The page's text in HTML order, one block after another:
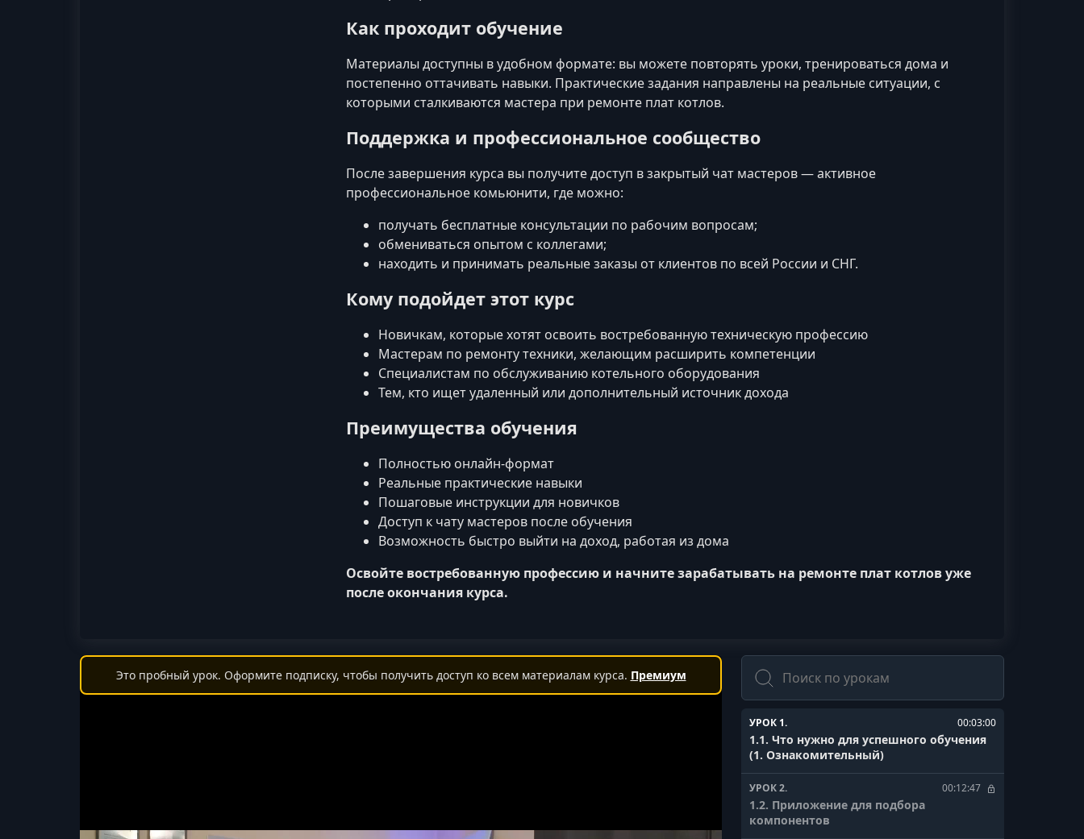
Как проходит обучение
Материалы доступны в удобном формате: вы можете повторять уроки, тренироваться дома и
постепенно оттачивать навыки. Практические задания направлены на реальные ситуации, с
которыми сталкиваются мастера при ремонте плат котлов.
Поддержка и профессиональное сообщество
После завершения курса вы получите доступ в закрытый чат мастеров — активное
профессиональное комьюнити, где можно:
получать бесплатные консультации по рабочим вопросам;
обмениваться опытом с коллегами;
находить и принимать реальные заказы от клиентов по всей России и СНГ.
Кому подойдет этот курс
Новичкам, которые хотят освоить востребованную техническую профессию
Мастерам по ремонту техники, желающим расширить компетенции
Специалистам по обслуживанию котельного оборудования
Тем, кто ищет удаленный или дополнительный источник дохода
Преимущества обучения
Полностью онлайн-формат
Реальные практические навыки
Пошаговые инструкции для новичков
Доступ к чату мастеров после обучения
Возможность быстро выйти на доход, работая из дома
Освойте востребованную профессию и начните зарабатывать на ремонте плат котлов уже
после окончания курса.
Это пробный урок. Оформите подписку, чтобы получить доступ ко всем материалам курса. Премиум
Поиск
УРОК 1. 00:03:00
1.1. Что нужно для успешного обучения
(1. Ознакомительный)
УРОК 2. 00:12:47
1.2. Приложение для подбора
компонентов